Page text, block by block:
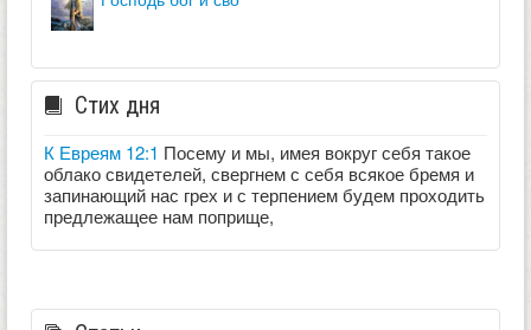
Стих дня
К Евреям 12:1 Посему и мы, имея вокруг себя такое
облако свидетелей, свергнем с себя всякое бремя и
запинающий нас грех и с терпением будем проходить
предлежащее нам поприще,